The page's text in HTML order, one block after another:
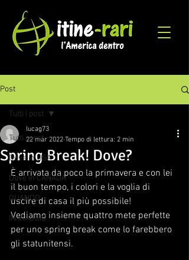
Post
Tutti i post
Dove in USA
Dove in CANADA
QUANDO
IN VIAGGIO
Tutti i post
Spring Break! Dove?
lucag73
22 mar 2022 Tempo di lettura: 2 min
È arrivata da poco la primavera e con lei
il buon tempo, i colori e la voglia di
uscire di casa il più possibile!
Vediamo insieme quattro mete perfette
per uno spring break come lo farebbero
gli statunitensi.